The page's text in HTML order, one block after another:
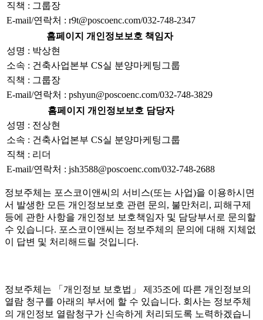
직책 : 그룹장
E-mail/연락처 : r9t@poscoenc.com/032-748-2347
홈페이지 개인정보보호 책임자
성명 : 박상현
소속 : 건축사업본부 CS실 분양마케팅그룹
직책 : 그룹장
E-mail/연락처 : pshyun@poscoenc.com/032-748-3829
홈페이지 개인정보보호 담당자
성명 : 전상현
소속 : 건축사업본부 CS실 분양마케팅그룹
직책 : 리더
E-mail/연락처 : jsh3588@poscoenc.com/032-748-2688
정보주체는 포스코이앤씨의 서비스(또는 사업)을 이용하시면
서 발생한 모든 개인정보보호 관련 문의, 불만처리, 피해구제
등에 관한 사항을 개인정보 보호책임자 및 담당부서로 문의할
수 있습니다. 포스코이앤씨는 정보주체의 문의에 대해 지체없
이 답변 및 처리해드릴 것입니다.
정보주체는 「개인정보 보호법」 제35조에 따른 개인정보의
열람 청구를 아래의 부서에 할 수 있습니다. 회사는 정보주체
의 개인정보 열람청구가 신속하게 처리되도록 노력하겠습니